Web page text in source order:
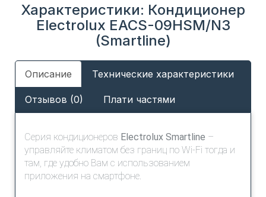
Характеристики: Кондиционер
Electrolux EACS-09HSM/N3
(Smartline)
Описание Технические характеристики
Отзывов (0) Плати частями
Серия кондиционеров Electrolux Smartline –
управляйте климатом без границ по Wi-Fi тогда и
там, где удобно Вам с использованием
приложения на смартфоне.